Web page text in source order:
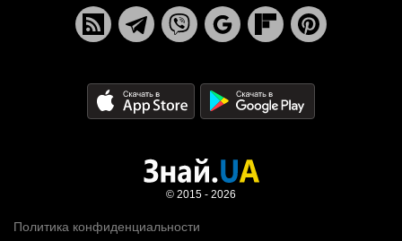
Политика конфиденциальности
© 2015 - 2026